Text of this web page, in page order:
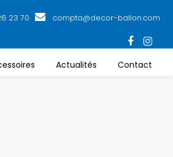
23 70 compta@decor-ballon.com
Actualités Contact